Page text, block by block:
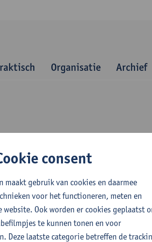
Organisatie Archief
consent
maakt gebruik van cookies en daarmee
voor het functioneren, meten en
Ook worden er cookies geplaatst
te kunnen tonen en voor
Deze laatste categorie betreffen de